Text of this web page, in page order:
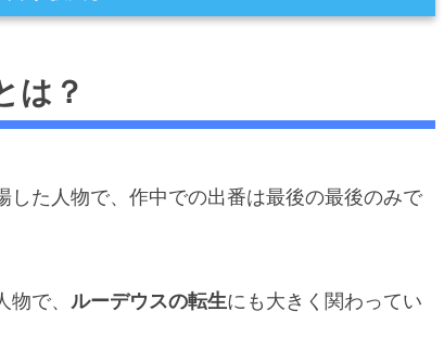
秋人を召喚
は？
た人物で、作中での出番は最後の最後のみで
で、 ルーデウスの転生にも大きく関わってい